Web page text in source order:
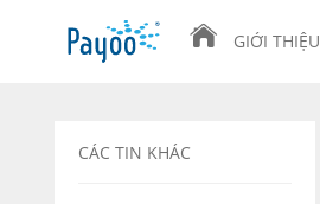
GIỚI THIỆU
CÁC TIN KHÁC